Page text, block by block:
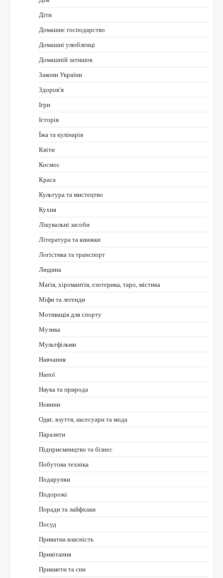
Діти
Домашнє господарство
Домашні улюбленці
Домашній затишок
Закони України
Здоров'я
Ігри
Історія
Їжа та кулінарія
Квіти
Космос
Краса
Культура та мистецтво
Кухня
Лікувальні засоби
Література та книжки
Логістика та транспорт
Людина
Магія, хіромантія, езотерика, таро, містика
Міфи та легенди
Мотивація для спорту
Музика
Мультфільми
Навчання
Напої
Наука та природа
Новини
Одяг, взуття, аксесуари та мода
Паразити
Підприємництво та бізнес
Побутова техніка
Подарунки
Подорожі
Поради та лайфхаки
Посуд
Приватна власність
Привітання
Прикмети та сни